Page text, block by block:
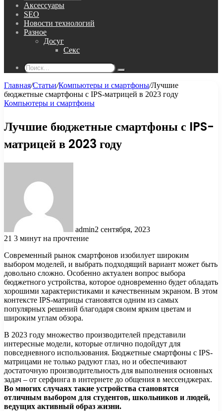
Аксессуары
SEO
Новости технологий
Разное
Досуг
Секс
Поиск...
Главная/Статьи/Компьютеры и смартфоны/Лучшие
бюджетные смартфоны с IPS-матрицей в 2023 году
Компьютеры и смартфоны
Лучшие бюджетные смартфоны с IPS-
матрицей в 2023 году
admin2 сентября, 2023
21 3 минут на прочтение
Современный рынок смартфонов изобилует широким
выбором моделей, и выбрать подходящий вариант может быть
довольно сложно. Особенно актуален вопрос выбора
бюджетного устройства, которое одновременно будет обладать
хорошими характеристиками и качественным экраном. В этом
контексте IPS-матрицы становятся одним из самых
популярных решений благодаря своим ярким цветам и
широким углам обзора.
В 2023 году множество производителей представили
интересные модели, которые отлично подойдут для
повседневного использования. Бюджетные смартфоны с IPS-
матрицами не только радуют глаз, но и обеспечивают
достаточную производительность для выполнения основных
задач – от серфинга в интернете до общения в мессенджерах.
Во многих случаях такие устройства становятся
отличным выбором для студентов, школьников и людей,
ведущих активный образ жизни.